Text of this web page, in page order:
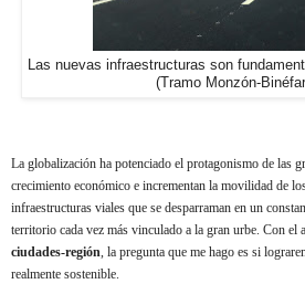
Las nuevas infraestructuras son
(Tramo Monzón-
La globalización ha potenciado el protagonismo de las
crecimiento económico e incrementan la movilidad de
infraestructuras viales que se desparraman en un
territorio cada vez más vinculado a la gran urbe. Con el
ciudades-región, la pregunta que me hago es si
realmente sostenible.